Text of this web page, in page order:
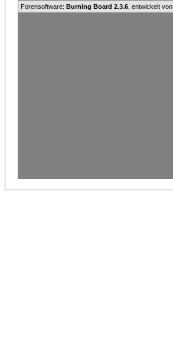
Forensoftware: Burning Board 2.3.6 , entwickelt von